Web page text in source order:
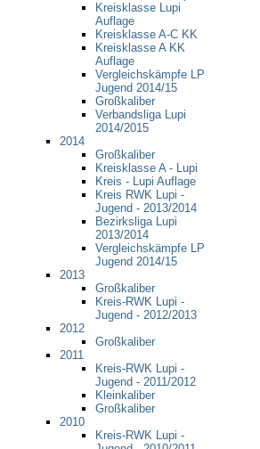
Kreisklasse Lupi
Auflage
Kreisklasse A-C KK
Kreisklasse A KK
Auflage
Vergleichskämpfe LP
Jugend 2014/15
Großkaliber
Verbandsliga Lupi
2014/2015
2014
Großkaliber
Kreisklasse A - Lupi
Kreis - Lupi Auflage
Kreis RWK Lupi -
Jugend - 2013/2014
Bezirksliga Lupi
2013/2014
Vergleichskämpfe LP
Jugend 2014/15
2013
Großkaliber
Kreis-RWK Lupi -
Jugend - 2012/2013
2012
Großkaliber
2011
Kreis-RWK Lupi -
Jugend - 2011/2012
Kleinkaliber
Großkaliber
2010
Kreis-RWK Lupi -